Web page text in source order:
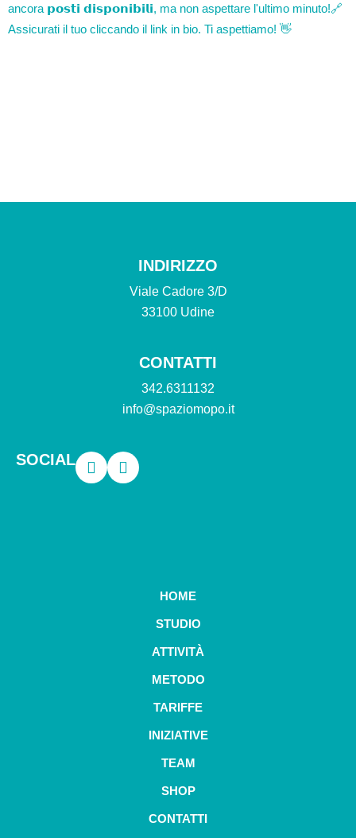
INDIRIZZO
Viale Cadore 3/D
33100 Udine
CONTATTI
342.6311132
info@spaziomopo.it
SOCIAL
HOME
STUDIO
ATTIVITÀ
METODO
TARIFFE
INIZIATIVE
TEAM
SHOP
CONTATTI